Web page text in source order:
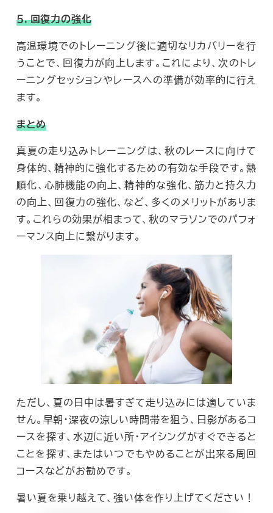
５. 回復力の強化
高温環境でのトレーニング後に適切なリカバリーを行
うことで、回復力が向上します。これにより、次のトレ
ーニングセッションやレースへの準備が効率的に行え
ます。
まとめ
真夏の走り込みトレーニングは、秋のレースに向けて
身体的、精神的に強化するための有効な手段です。熱
順化、心肺機能の向上、精神的な強化、筋力と持久力
の向上、回復力の強化、など、多くのメリットがありま
す。これらの効果が相まって、秋のマラソンでのパフォ
ーマンス向上に繋がります。
ただし、夏の日中は暑すぎて走り込みには適していま
せん。早朝・深夜の涼しい時間帯を狙う、日影があるコ
ースを探す、水辺に近い所・アイシングがすぐできると
ことを探す、またはいつでもやめることが出来る周回
コースなどがお勧めです。
暑い夏を乗り越えて、強い体を作り上げてください！